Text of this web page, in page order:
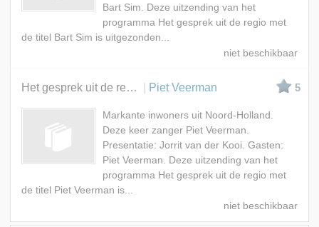
Bart Sim. Deze uitzending van het
programma Het gesprek uit de regio met
de titel Bart Sim is uitgezonden...
Het gesprek uit de regio Piet Veerman 5
Markante inwoners uit Noord-Holland.
Deze keer zanger Piet Veerman.
Presentatie: Jorrit van der Kooi. Gasten:
Piet Veerman. Deze uitzending van het
programma Het gesprek uit de regio met
de titel Piet Veerman is...